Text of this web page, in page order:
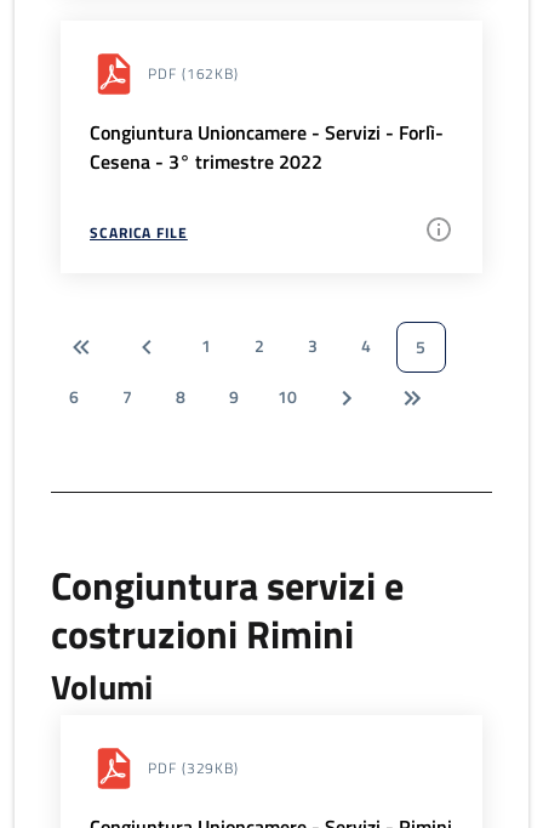
PDF (162KB)
Congiuntura Unioncamere - Servizi - Forlì-
Cesena - 3° trimestre 2022
SCARICA FILE
1 2 3 4
5
6
7 8 9 10
Congiuntura servizi e
costruzioni Rimini
Volumi
PDF (329KB)